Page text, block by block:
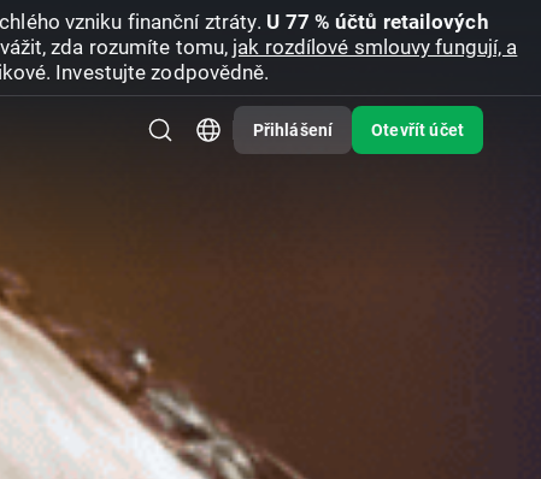
vzniku finanční ztráty. U 77 % účtů retailových
zda rozumíte tomu, jak rozdílové smlouvy fungují, a
Investujte zodpovědně.
Přihlášení Otevřít účet